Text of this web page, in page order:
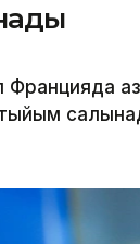
Францияда
тыйым